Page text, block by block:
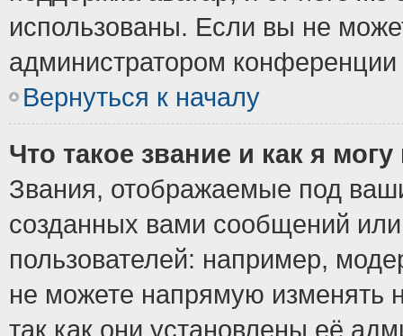
использованы. Если вы не
администратором
Вернуться к началу
Что такое звание и как я
Звания, отображаемые под
созданных вами сообщений
пользователей: например,
не можете напрямую изменять
так как они установлены её